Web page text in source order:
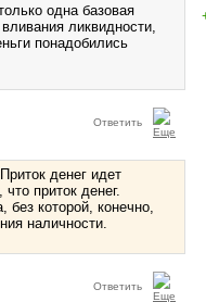
одна базовая
ликвидности,
понадобились
Ответить
денег идет
приток денег.
которой, конечно,
наличности.
Ответить